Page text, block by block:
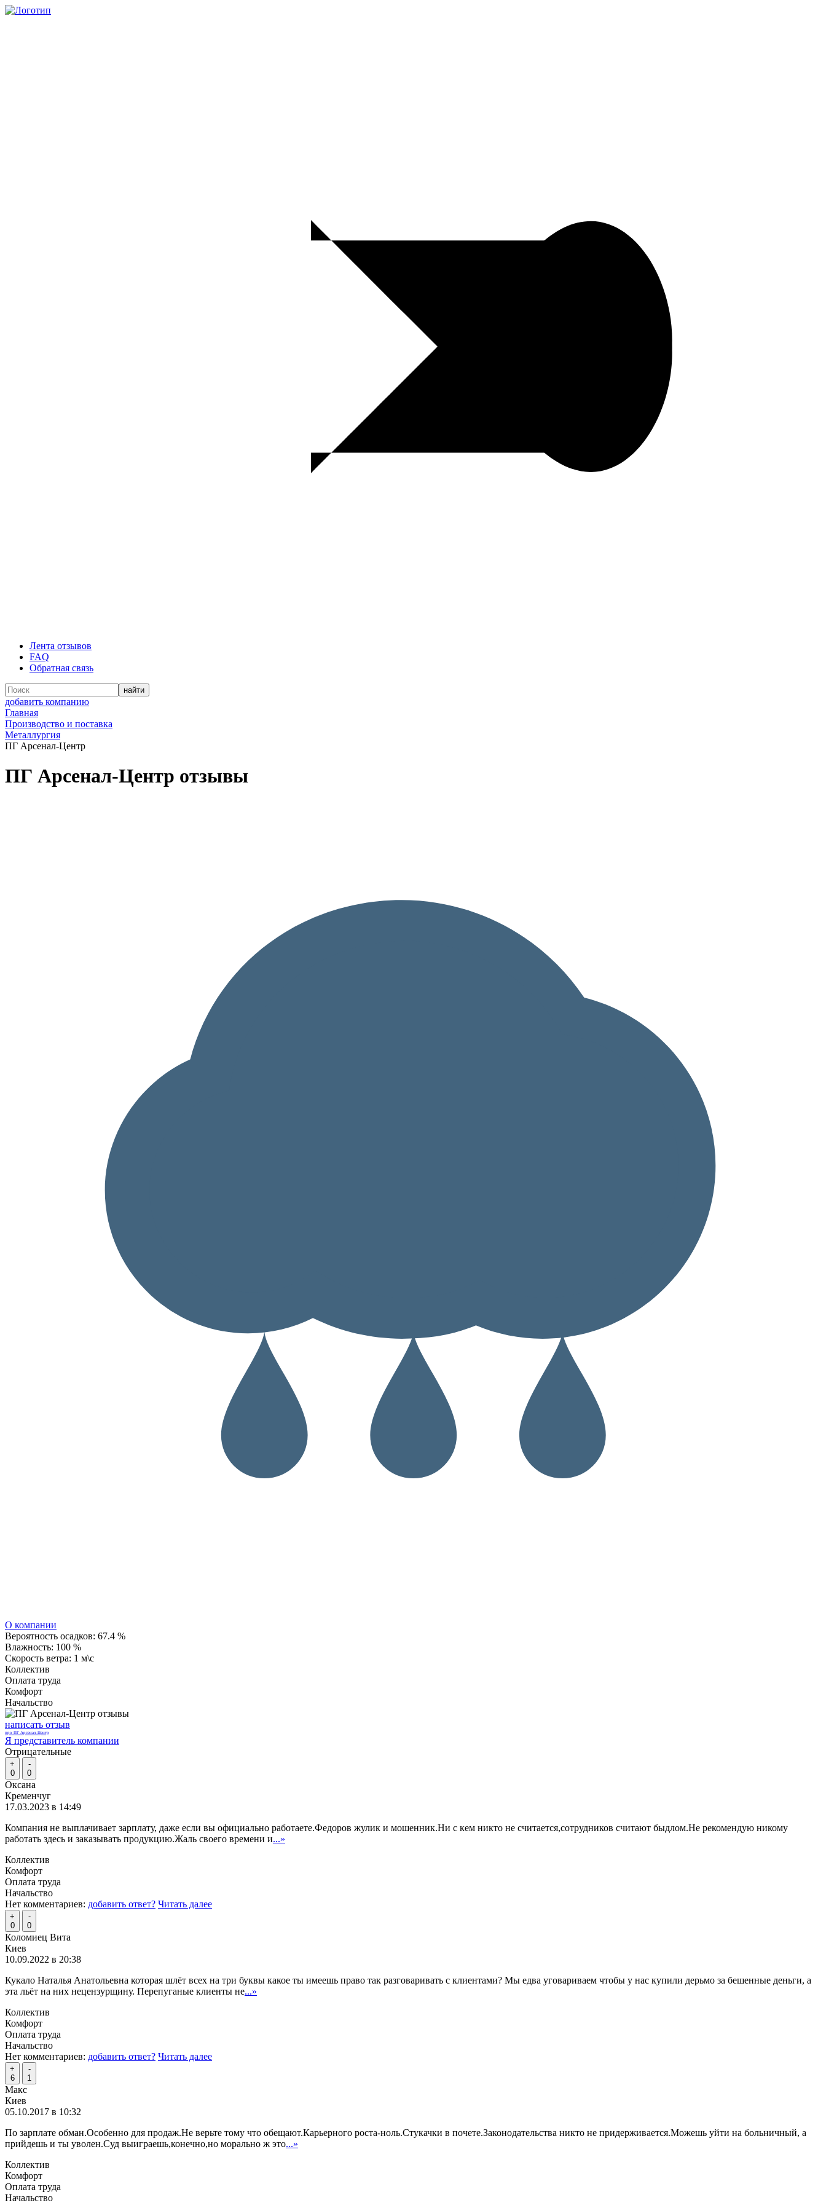
Лента отзывов
FAQ
Обратная связь
добавить компанию
Главная
Производство и поставка
Металлургия
ПГ Арсенал-Центр
ПГ Арсенал-Центр отзывы
О компании
Вероятность осадков: 67.4 %
Влажность: 100 %
Скорость ветра: 1 м\с
Коллектив
Оплата труда
Комфорт
Начальство
написать отзыв
про ПГ Арсенал-Центр
Я представитель компании
Отрицательные
+
0
-
0
Оксана
Кременчуг
17.03.2023 в 14:49
Компания не выплачивает зарплату, даже если вы официально работаете.Федоров жулик и мошенник.Ни с кем никто не считается,сотрудников считают быдлом.Не рекомендую никому
работать здесь и заказывать продукцию.Жаль своего времени и...»
Коллектив
Комфорт
Оплата труда
Начальство
Нет комментариев: добавить ответ? Читать далее
+
0
-
0
Коломиец Вита
Киев
10.09.2022 в 20:38
Кукало Наталья Анатольевна которая шлёт всех на три буквы какое ты имеешь право так разговаривать с клиентами? Мы едва уговариваем чтобы у нас купили дерьмо за бешенные деньги, а
этa льёт на них нецензурщину. Перепуганые клиенты не...»
Коллектив
Комфорт
Оплата труда
Начальство
Нет комментариев: добавить ответ? Читать далее
+
6
-
1
Макс
Киев
05.10.2017 в 10:32
По зарплате обман.Особенно для продаж.Не верьте тому что обещают.Карьерного роста-ноль.Стукачки в почете.Законодательства никто не придерживается.Можешь уйти на больничный, а
прийдешь и ты уволен.Суд выиграешь,конечно,но морально ж это...»
Коллектив
Комфорт
Оплата труда
Начальство